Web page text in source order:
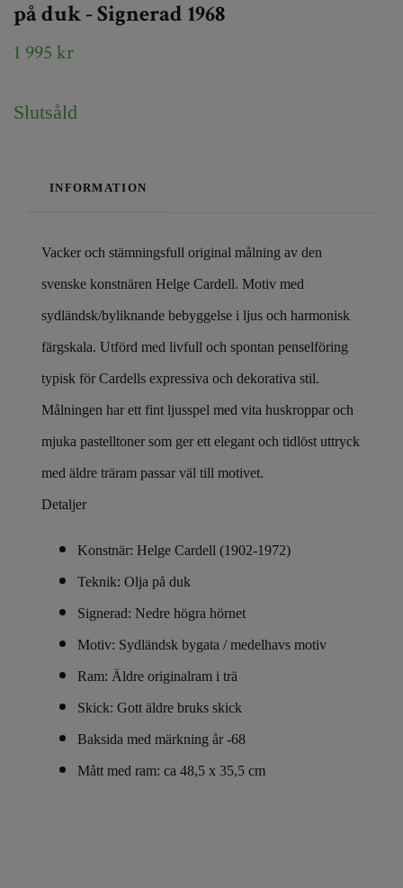
på duk - Signerad 1968
1 995 kr
Slutsåld
INFORMATION
Vacker och stämningsfull original målning av den
svenske konstnären Helge Cardell. Motiv med
sydländsk/byliknande bebyggelse i ljus och harmonisk
färgskala. Utförd med livfull och spontan penselföring
typisk för Cardells expressiva och dekorativa stil.
Målningen har ett fint ljusspel med vita huskroppar och
mjuka pastelltoner som ger ett elegant och tidlöst uttryck
med äldre träram passar väl till motivet.
Detaljer
Konstnär: Helge Cardell (1902-1972)
Teknik: Olja på duk
Signerad: Nedre högra hörnet
Motiv: Sydländsk bygata / medelhavs motiv
Ram: Äldre originalram i trä
Skick: Gott äldre bruks skick
Baksida med märkning år -68
Mått med ram: ca 48,5 x 35,5 cm